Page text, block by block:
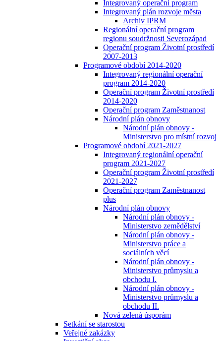
Integrovaný operační program
Integrovaný plán rozvoje města
Archiv IPRM
Regionální operační program
regionu soudržnosti Severozápad
Operační program Životní prostředí
2007-2013
Programové období 2014-2020
Integrovaný regionální operační
program 2014-2020
Operační program Životní prostředí
2014-2020
Operační program Zaměstnanost
Národní plán obnovy
Národní plán obnovy -
Ministerstvo pro místní rozvoj
Programové období 2021-2027
Integrovaný regionální operační
program 2021-2027
Operační program Životní prostředí
2021-2027
Operační program Zaměstnanost
plus
Národní plán obnovy
Národní plán obnovy -
Ministerstvo zemědělství
Národní plán obnovy -
Ministerstvo práce a
sociálních věcí
Národní plán obnovy -
Ministerstvo průmyslu a
obchodu I.
Národní plán obnovy -
Ministerstvo průmyslu a
obchodu II.
Nová zelená úsporám
Setkání se starostou
Veřejné zakázky